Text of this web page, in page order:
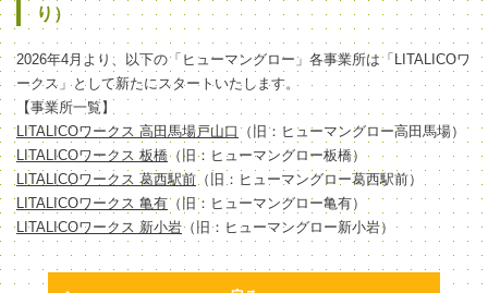
り）
2026年4月より、以下の「ヒューマングロー」各事業所は「LITALICOワ
ークス」として新たにスタートいたします。
【事業所一覧】
LITALICOワークス 高田馬場戸山口 （旧：ヒューマングロー高田馬場）
LITALICOワークス 板橋（旧：ヒューマングロー板橋）
LITALICOワークス 葛西駅前 （旧：ヒューマングロー葛西駅前）
LITALICOワークス 亀有（旧：ヒューマングロー亀有）
LITALICOワークス 新小岩（旧：ヒューマングロー新小岩）